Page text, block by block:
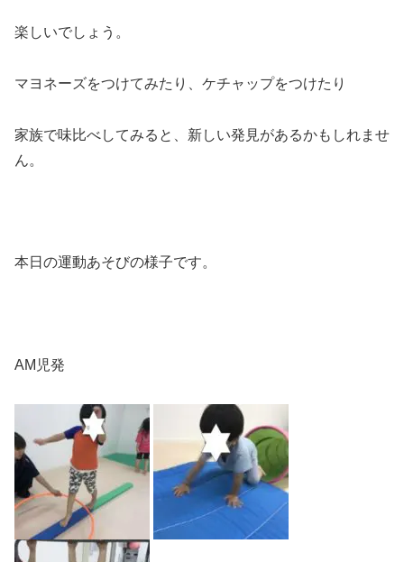
楽しいでしょう。
マヨネーズをつけてみたり、ケチャップをつけたり
家族で味比べしてみると、新しい発見があるかもしれませ
ん。
本日の運動あそびの様子です。
AM児発